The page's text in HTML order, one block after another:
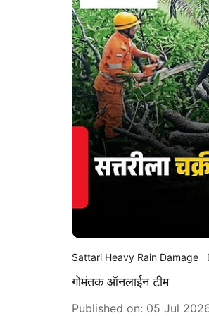
Sattari Heavy Rain Damage
गोमंतक ऑनलाईन टीम
Published on: 05 Jul